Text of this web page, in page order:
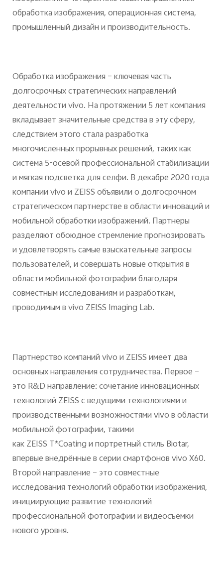
обработка изображения, операционная система,
промышленный дизайн и производительность.
Обработка изображения – ключевая часть
долгосрочных стратегических направлений
деятельности vivo. На протяжении 5 лет компания
вкладывает значительные средства в эту сферу,
следствием этого стала разработка
многочисленных прорывных решений, таких как
система 5-осевой профессиональной стабилизации
и мягкая подсветка для селфи. В декабре 2020 года
компании vivo и ZEISS объявили о долгосрочном
стратегическом партнерстве в области инноваций и
мобильной обработки изображений. Партнеры
разделяют обоюдное стремление прогнозировать
и удовлетворять самые взыскательные запросы
пользователей, и совершать новые открытия в
области мобильной фотографии благодаря
совместным исследованиям и разработкам,
проводимым в vivo ZEISS Imaging Lab.
Партнерство компаний vivo и ZEISS имеет два
основных направления сотрудничества. Первое –
это R&D направление: сочетание инновационных
технологий ZEISS с ведущими технологиями и
производственными возможностями vivo в области
мобильной фотографии, такими
как ZEISS T*Coating и портретный стиль Biotar,
впервые внедрённые в серии смартфонов vivo X60.
Второй направление – это совместные
исследования технологий обработки изображения,
инициирующие развитие технологий
профессиональной фотографии и видеосъёмки
нового уровня.